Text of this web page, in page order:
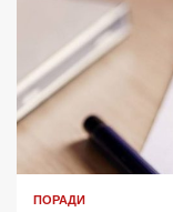
ПОРАДИ